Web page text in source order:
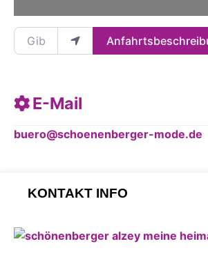
Gib deinen Standort ein.
E-Mail
buero@schoenenberger-mode.de
KONTAKT INFO